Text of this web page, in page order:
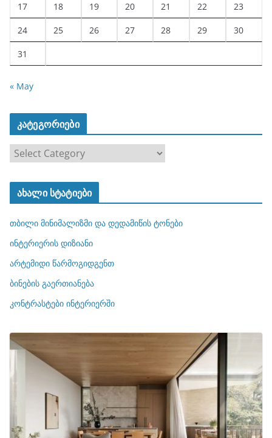
17 18 19 20 21 22 23
24 25 26 27 28 29 30
31
« May
კატეგორიები
ტ
ო
რ
ბ
ი
ახალი სტატიები
თბილი მინიმალიზმი და დედამიწის ტონები
ინტერიერის დიზიანი
არტემიდი წარმოგიდგენთ
ბინების გაერთიანება
კონტრასტები ინტერიერში